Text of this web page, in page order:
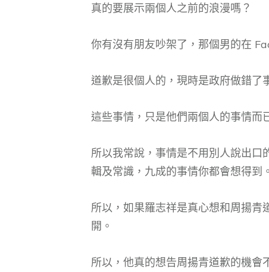
真的要展示兩個人之前的浪漫嗎？
你有沒有朋友吵架了，那個男的在
道歉是很個人的，現時是政府做錯了
這些事情，只是他們兩個人的事情而
所以我常說，事情是不用別人說出口
輯及常識，九成的事情你都會想得到。
所以，如果羅志祥是真心想和周揚青
開。
所以，他真的想告周揚青道歉的機會